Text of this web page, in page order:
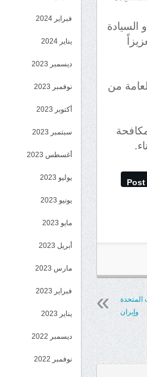
السيادة
من
Post
المتحدة
وإيران
فبراير 2024
يناير 2024
ديسمبر 2023
نوفمبر 2023
أكتوبر 2023
سبتمبر 2023
أغسطس 2023
يوليو 2023
يونيو 2023
مايو 2023
أبريل 2023
مارس 2023
فبراير 2023
يناير 2023
ديسمبر 2022
نوفمبر 2022